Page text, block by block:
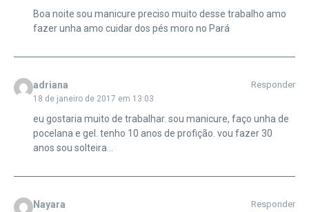
Boa noite sou manicure preciso muito desse trabalho amo
fazer unha amo cuidar dos pés moro no Pará
adriana
18 de janeiro de 2017 em 13:03
Responder
eu gostaria muito de trabalhar. sou manicure, faço unha de
pocelana e gel. tenho 10 anos de profição. vou fazer 30
anos sou solteira…
Nayara Responder